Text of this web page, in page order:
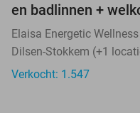
en badlinnen +
Elaisa Energetic Wellness
Dilsen-Stokkem (+1
Verkocht: 1.547